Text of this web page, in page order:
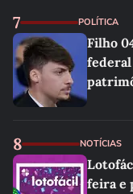
7 POLÍTICA
Filho
federal
8 NOTÍCIAS
feira e